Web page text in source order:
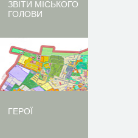
ЗВІТИ МІСЬКОГО
ГОЛОВИ
ГЕРОЇ